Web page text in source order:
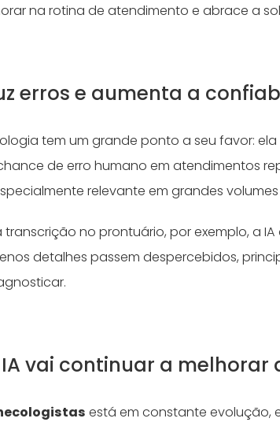
na rotina de atendimento e abrace a
erros e aumenta a
tem um grande ponto a seu favor:
de erro humano em atendimentos
relevante em grandes
transcrição no prontuário, por exemplo, a
detalhes passem despercebidos,
vai continuar a melhorar
está em constante evolução,